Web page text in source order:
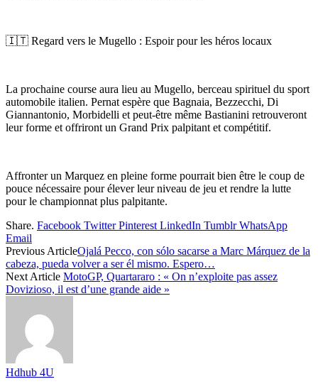
🇮🇹 Regard vers le Mugello : Espoir pour les héros locaux
La prochaine course aura lieu au Mugello, berceau spirituel du sport
automobile italien. Pernat espère que Bagnaia, Bezzecchi, Di
Giannantonio, Morbidelli et peut-être même Bastianini retrouveront
leur forme et offriront un Grand Prix palpitant et compétitif.
Affronter un Marquez en pleine forme pourrait bien être le coup de
pouce nécessaire pour élever leur niveau de jeu et rendre la lutte
pour le championnat plus palpitante.
Share. Facebook Twitter Pinterest LinkedIn Tumblr WhatsApp
Email
Previous ArticleOjalá Pecco, con sólo sacarse a Marc Márquez de la
cabeza, pueda volver a ser él mismo. Espero…
Next Article MotoGP, Quartararo : « On n’exploite pas assez
Dovizioso, il est d’une grande aide »
Hdhub 4U